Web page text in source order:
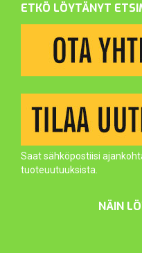
ETKÖ LÖYTÄNYT
Saat sähköpostiisi
tuoteuutuuksista.
NÄIN